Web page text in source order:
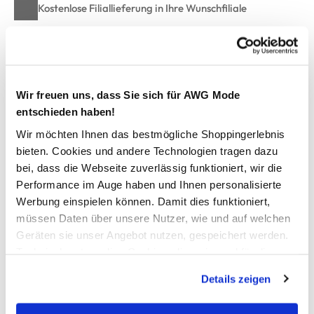
Wir freuen uns, dass Sie sich für AWG Mode
entschieden haben!
Wir möchten Ihnen das bestmögliche Shoppingerlebnis
bieten. Cookies und andere Technologien tragen dazu
bei, dass die Webseite zuverlässig funktioniert, wir die
Performance im Auge haben und Ihnen personalisierte
Werbung einspielen können. Damit dies funktioniert,
müssen Daten über unsere Nutzer, wie und auf welchen
Geräten sie unser Angebot nutzen, gespeichert werden.
werden, werden bei der Nutzung der Webseite auf jeden
Fall gesetzt. Cookies von Drittanbietern für Analyse- oder
Details zeigen
Kostenlose Filiallieferung in Ihre Wunschfiliale
bequemer Kurzarmbody im 2er Pack von Bubble Gum
witziger Spruch auf der Frontseite
überlappende Schulterpartie
drei Druckknöpfe im Schritt für bequemes Umkleiden
super angenehme Qualität
darin fühlt sich Ihr Nachwuchs sicher wohl